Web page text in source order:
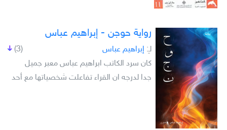
رواية حوجن - إبراهيم عباس
(3) لـِ: إبراهيم عباس
كان سرد الكاتب ابراهيم عباس معبر جميل
جدا لدرجه ان القراء تفاعلت شخصياتها مع أحد